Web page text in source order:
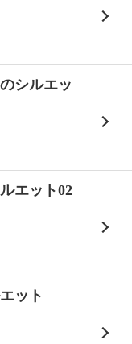
シルエッ
エット02
ット